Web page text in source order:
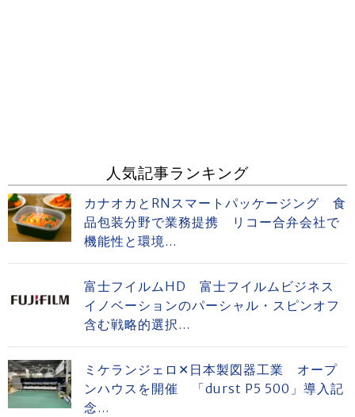
人気記事ランキング
カナオカとRNスマートパッケージング 食
品包装分野で業務提携 リコー合弁会社で
機能性と環境...
富士フイルムHD 富士フイルムビジネス
イノベーションのパーシャル・スピンオフ
含む戦略的選択...
ミケランジェロ✕日本製図器工業 オープ
ンハウスを開催 「durst P5 500」導入記
念...